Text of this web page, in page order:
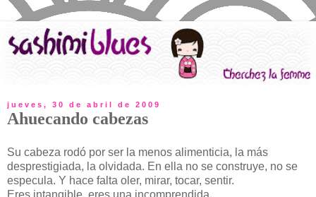
jueves, 30 de abril de 2009
Ahuecando cabezas
Su cabeza rodó por ser la menos alimenticia, la más
desprestigiada, la olvidada. En ella no se construye, no se
especula. Y hace falta oler, mirar, tocar, sentir.
Eres intangible, eres una incomprendida.